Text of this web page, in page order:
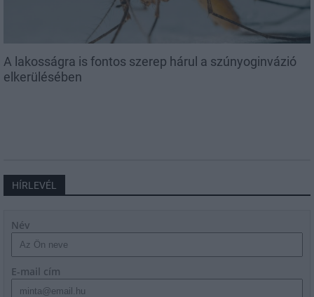
A lakosságra is fontos szerep hárul a szúnyoginvázió
elkerülésében
HÍRLEVÉL
Név
E-mail cím